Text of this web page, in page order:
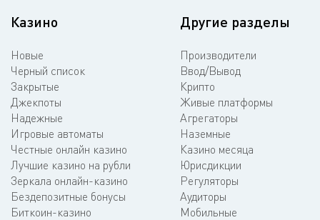
Казино
Новые
Черный список
Закрытые
Джекпоты
Надежные
Игровые автоматы
Честные онлайн казино
Лучшие казино на рубли
Зеркала онлайн-казино
Бездепозитные бонусы
Биткоин-казино
Другие разделы
Производители
Ввод/Вывод
Крипто
Живые платформы
Агрегаторы
Наземные
Казино месяца
Юрисдикции
Регуляторы
Аудиторы
Мобильные